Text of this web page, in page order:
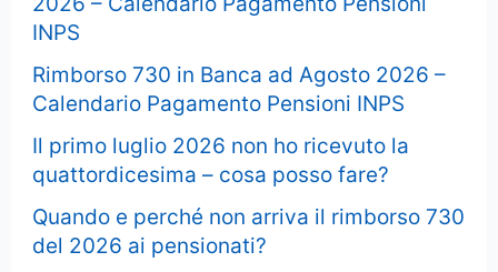
INPS
Rimborso 730 in Banca ad Agosto 2026 –
Calendario Pagamento Pensioni INPS
Il primo luglio 2026 non ho ricevuto la
quattordicesima – cosa posso fare?
Quando e perché non arriva il rimborso 730
del 2026 ai pensionati?